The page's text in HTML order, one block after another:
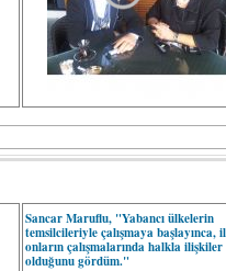
Sancar Maruflu, "Yabancı ülkelerin
temsilcileriyle çalışmaya başlayınca,
onların çalışmalarında halkla
olduğunu gördüm."